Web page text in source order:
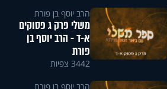
הרב יוסף בן פורת
משלי פרק ג פסוקים
א-ד - הרב יוסף בן
פורת
3442 צפיות
הרב יוסף בן פורת